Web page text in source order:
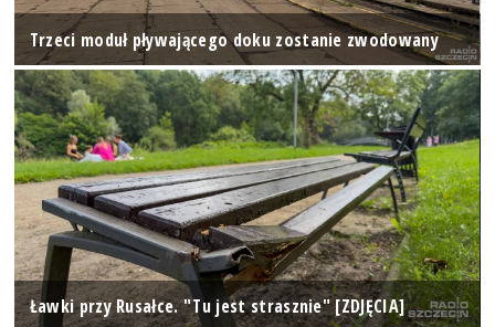
Trzeci moduł pływającego doku zostanie zwodowany
Ławki przy Rusałce. "Tu jest strasznie" [ZDJĘCIA]